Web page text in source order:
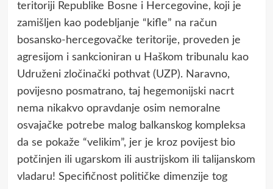
teritoriji Republike Bosne i Hercegovine, koji je
zamišljen kao podebljanje “kifle” na račun
bosansko-hercegovačke teritorije, proveden je
agresijom i sankcioniran u Haškom tribunalu kao
Udruženi zločinački pothvat (UZP). Naravno,
povijesno posmatrano, taj hegemonijski nacrt
nema nikakvo opravdanje osim nemoralne
osvajačke potrebe malog balkanskog kompleksa
da se pokaže “velikim”, jer je kroz povijest bio
potčinjen ili ugarskom ili austrijskom ili talijanskom
vladaru! Specifičnost političke dimenzije tog